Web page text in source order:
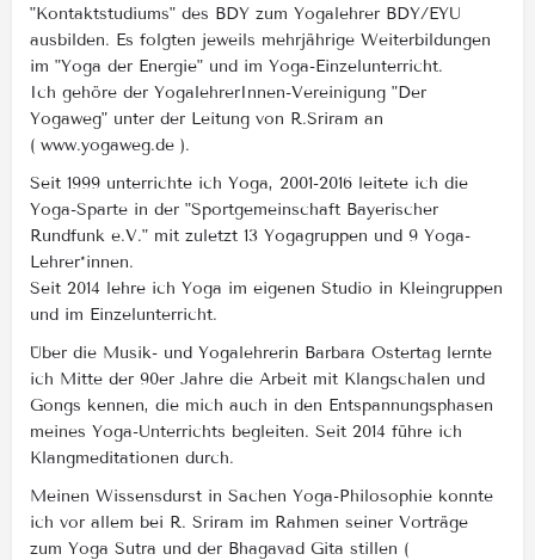
"Kontaktstudiums" des BDY zum Yogalehrer BDY/EYU
ausbilden. Es folgten jeweils mehrjährige Weiterbildungen
im "Yoga der Energie" und im Yoga-Einzelunterricht.
Ich gehöre der YogalehrerInnen-Vereinigung "Der
Yogaweg" unter der Leitung von R.Sriram an
( www.yogaweg.de ).
Seit 1999 unterrichte ich Yoga, 2001-2016 leitete ich die
Yoga-Sparte in der "Sportgemeinschaft Bayerischer
Rundfunk e.V." mit zuletzt 13 Yogagruppen und 9 Yoga-
Lehrer*innen.
Seit 2014 lehre ich Yoga im eigenen Studio in Kleingruppen
und im Einzelunterricht.
Über die Musik- und Yogalehrerin Barbara Ostertag lernte
ich Mitte der 90er Jahre die Arbeit mit Klangschalen und
Gongs kennen, die mich auch in den Entspannungsphasen
meines Yoga-Unterrichts begleiten. Seit 2014 führe ich
Klangmeditationen durch.
Meinen Wissensdurst in Sachen Yoga-Philosophie konnte
ich vor allem bei R. Sriram im Rahmen seiner Vorträge
zum Yoga Sutra und der Bhagavad Gita stillen (